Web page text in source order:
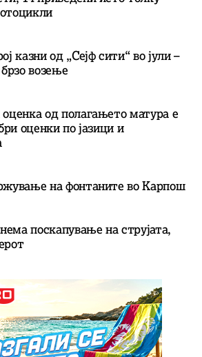
казни од „Сејф сити“ во јули –
возење
од полагањето матура е
оценки по јазици и
на фонтаните во Карпош
поскапување на струјата,